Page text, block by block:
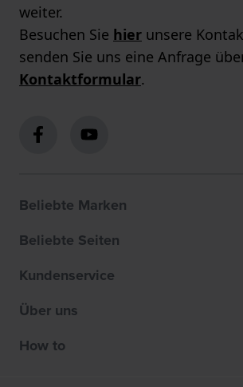
weiter.
Besuchen Sie hier unsere
senden Sie uns eine Anfrage
Kontaktformular.
Beliebte Marken
Beliebte Seiten
Kundenservice
Über uns
How to